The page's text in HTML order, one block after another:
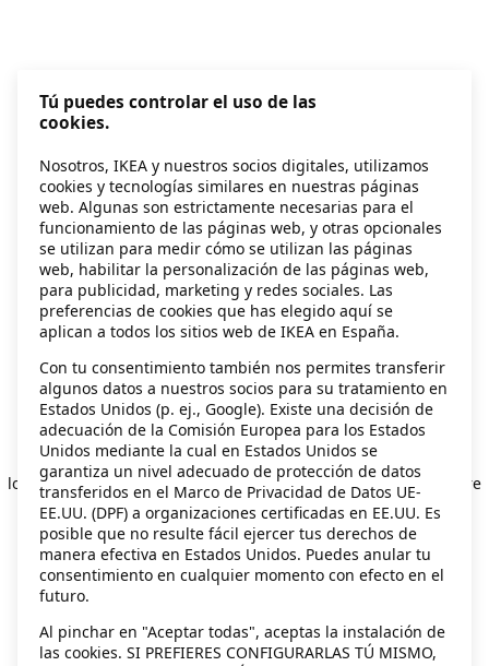
Application error: a client-side exception has occurred
loadingsecondhand.ikea.com (see the browser console for more
information).
Tú puedes controlar el uso de las
cookies.
Nosotros, IKEA y nuestros socios digitales, utilizamos
cookies y tecnologías similares en nuestras páginas
web. Algunas son estrictamente necesarias para el
funcionamiento de las páginas web, y otras opcionales
se utilizan para medir cómo se utilizan las páginas
web, habilitar la personalización de las páginas web,
para publicidad, marketing y redes sociales. Las
preferencias de cookies que has elegido aquí se
aplican a todos los sitios web de IKEA en España.
Con tu consentimiento también nos permites transferir
algunos datos a nuestros socios para su tratamiento en
Estados Unidos (p. ej., Google). Existe una decisión de
adecuación de la Comisión Europea para los Estados
Unidos mediante la cual en Estados Unidos se
garantiza un nivel adecuado de protección de datos
transferidos en el Marco de Privacidad de Datos UE-
EE.UU. (DPF) a organizaciones certificadas en EE.UU. Es
posible que no resulte fácil ejercer tus derechos de
manera efectiva en Estados Unidos. Puedes anular tu
consentimiento en cualquier momento con efecto en el
futuro.
Al pinchar en "Aceptar todas", aceptas la instalación de
las cookies. SI PREFIERES CONFIGURARLAS TÚ MISMO,